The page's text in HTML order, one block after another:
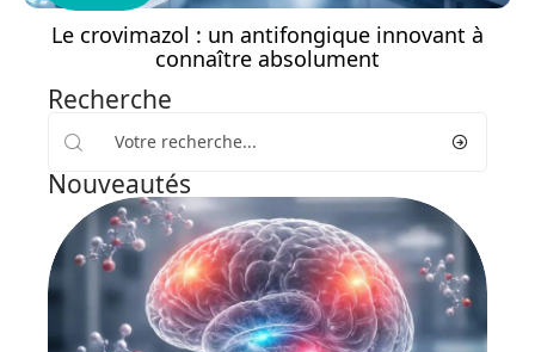
Le crovimazol : un antifongique innovant à
connaître absolument
Recherche
Nouveautés